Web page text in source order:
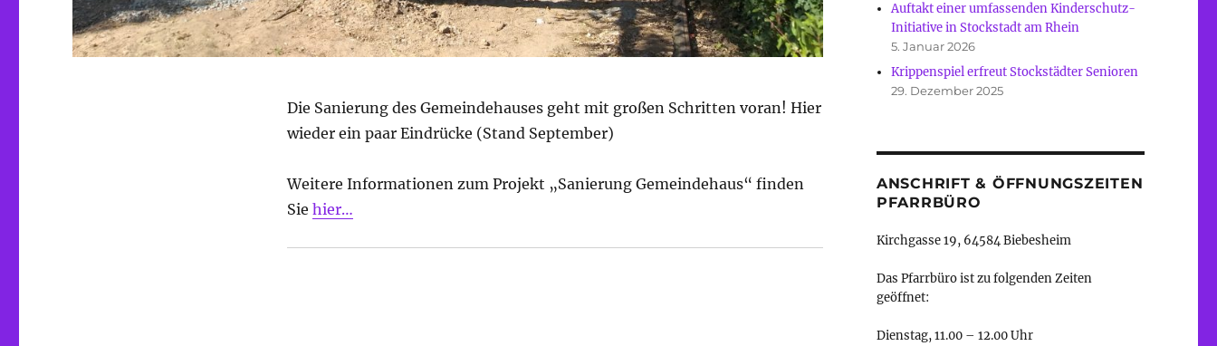
Die Sanierung des Gemeindehauses geht mit großen Schritten voran! Hier
wieder ein paar Eindrücke (Stand September)
Weitere Informationen zum Projekt „Sanierung Gemeindehaus“ finden
Sie hier…
Auftakt einer umfassenden Kinderschutz-
Initiative in Stockstadt am Rhein
5. Januar 2026
Krippenspiel erfreut Stockstädter Senioren
29. Dezember 2025
ANSCHRIFT & ÖFFNUNGSZEITEN
PFARRBÜRO
Kirchgasse 19, 64584 Biebesheim
Das Pfarrbüro ist zu folgenden Zeiten
geöffnet:
Dienstag, 11.00 – 12.00 Uhr